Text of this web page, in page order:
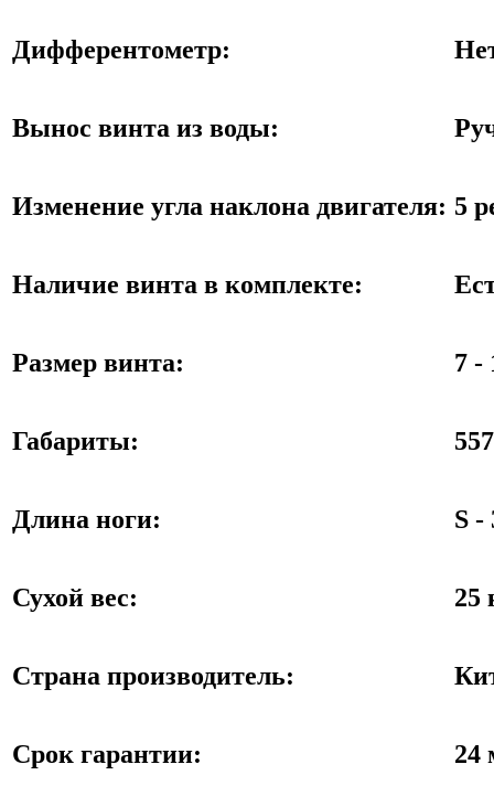
Дифферентометр:
Вынос винта из воды:
Изменение угла наклона двигателя: 5
Наличие винта в комплекте:
Размер винта: 7 -
Габариты:
Длина ноги: S -
Сухой вес: 25
Страна производитель:
Срок гарантии: 24